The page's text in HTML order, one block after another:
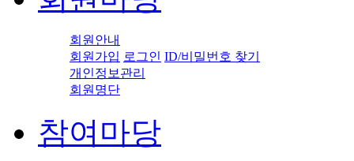
회원안내
회원가입 로그인 ID/비밀번호 찾기
개인정보관리
회원명단
참여마당